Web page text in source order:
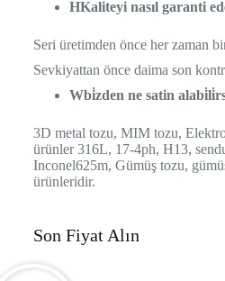
HKaliteyi nasıl garanti
Seri üretimden önce her zaman
Sevkiyattan önce daima son
Wbi̇zden ne satin
3D metal tozu, MIM tozu,
ürünler 316L, 17-4ph, H13,
Inconel625m, Gümüş tozu,
ürünleridir.
Son Fiyat Alın